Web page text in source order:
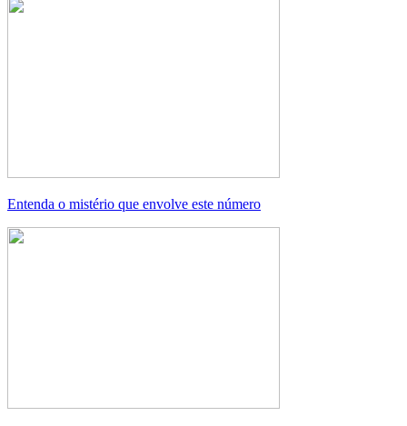
Entenda o mistério que envolve este número